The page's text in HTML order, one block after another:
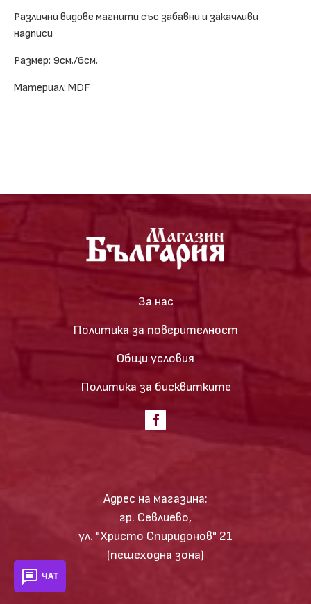
Различни видове магнити със забавни и закачливи
надписи
Размер: 9см./6см.
Материал: MDF
За нас
Политика за поверителност
Общи условия
Политика за бисквитките
Адрес на магазина:
гр. Севлиево,
ул. "Христо Спиридонов" 21
(пешеходна зона)
ЧАТ